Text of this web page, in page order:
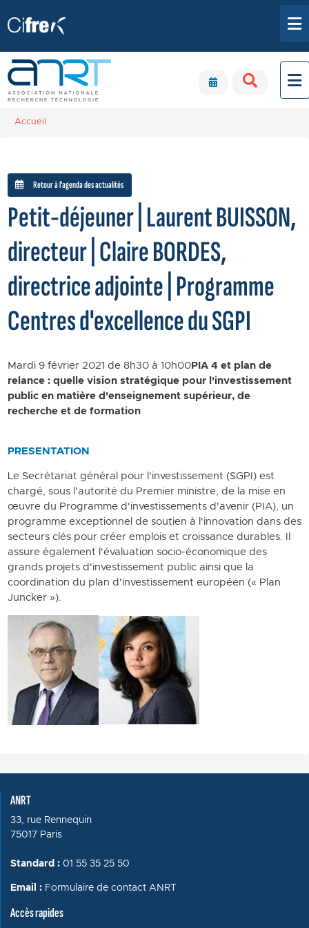
Accueil
Retour à l'agenda des actualités
Petit-déjeuner | Laurent BUISSON,
directeur | Claire BORDES,
directrice adjointe | Programme
Centres d'excellence du SGPI
Mardi 9 février 2021 de 8h30 à 10h00PIA 4 et plan de
relance : quelle vision stratégique pour l'investissement
public en matière d'enseignement supérieur, de
recherche et de formation
PRESENTATION
Le Secrétariat général pour l'investissement (SGPI) est
chargé, sous l'autorité du Premier ministre, de la mise en
œuvre du Programme d'investissements d'avenir (PIA), un
programme exceptionnel de soutien à l'innovation dans des
secteurs clés pour créer emplois et croissance durables. Il
assure également l'évaluation socio-économique des
grands projets d'investissement public ainsi que la
coordination du plan d'investissement européen (« Plan
Juncker »).
Image
ANRT
33, rue Rennequin
75017 Paris
Standard : 01 55 35 25 50
Email : Formulaire de contact ANRT
Accès rapides